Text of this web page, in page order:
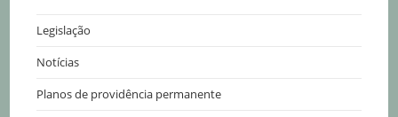
Legislação
Notícias
Planos de providência permanente